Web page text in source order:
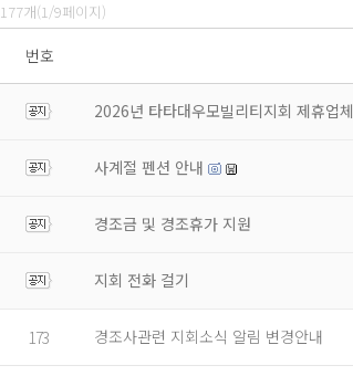
177개(1/9페이지)
번호
2026년 타타대우모빌리티지회 제휴업체
사계절 펜션 안내
경조금 및 경조휴가 지원
지회 전화 걸기
173 경조사관련 지회소식 알림 변경안내